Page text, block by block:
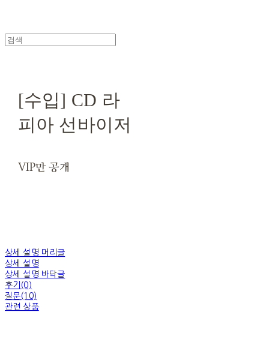
[수입] CD 라
피아 선바이저
VIP만 공개
상세 설명 머리글
상세 설명
상세 설명 바닥글
후기(0)
질문(10)
관련 상품